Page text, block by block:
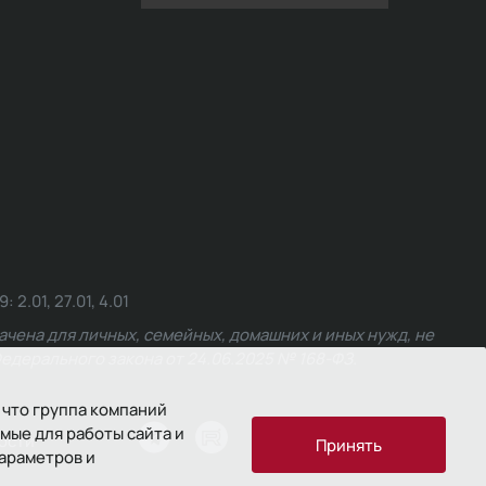
группа компаний
для работы сайта и
и
Принять
27.01, 4.01
для личных, семейных, домашних и иных нужд, не